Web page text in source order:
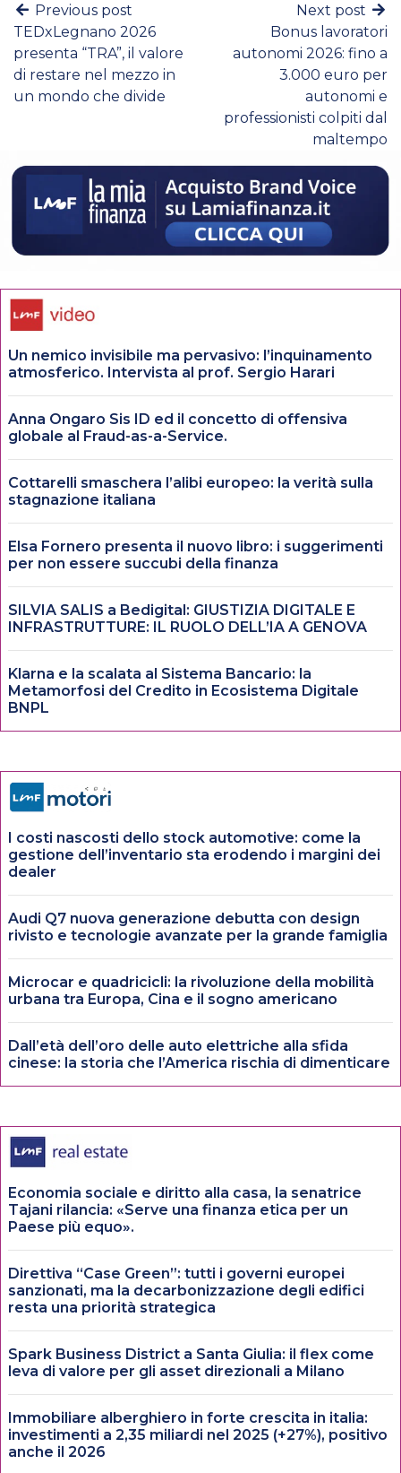
Previous post
TEDxLegnano 2026
presenta “TRA”, il valore
di restare nel mezzo in
un mondo che divide
Next post
Bonus lavoratori
autonomi 2026: fino a
3.000 euro per
autonomi e
professionisti colpiti dal
maltempo
Un nemico invisibile ma pervasivo: l’inquinamento
atmosferico. Intervista al prof. Sergio Harari
Anna Ongaro Sis ID ed il concetto di offensiva
globale al Fraud-as-a-Service.
Cottarelli smaschera l’alibi europeo: la verità sulla
stagnazione italiana
Elsa Fornero presenta il nuovo libro: i suggerimenti
per non essere succubi della finanza
SILVIA SALIS a Bedigital: GIUSTIZIA DIGITALE E
INFRASTRUTTURE: IL RUOLO DELL’IA A GENOVA
Klarna e la scalata al Sistema Bancario: la
Metamorfosi del Credito in Ecosistema Digitale
BNPL
I costi nascosti dello stock automotive: come la
gestione dell’inventario sta erodendo i margini dei
dealer
Audi Q7 nuova generazione debutta con design
rivisto e tecnologie avanzate per la grande famiglia
Microcar e quadricicli: la rivoluzione della mobilità
urbana tra Europa, Cina e il sogno americano
Dall’età dell’oro delle auto elettriche alla sfida
cinese: la storia che l’America rischia di dimenticare
Economia sociale e diritto alla casa, la senatrice
Tajani rilancia: «Serve una finanza etica per un
Paese più equo».
Direttiva “Case Green”: tutti i governi europei
sanzionati, ma la decarbonizzazione degli edifici
resta una priorità strategica
Spark Business District a Santa Giulia: il flex come
leva di valore per gli asset direzionali a Milano
Immobiliare alberghiero in forte crescita in italia:
investimenti a 2,35 miliardi nel 2025 (+27%), positivo
anche il 2026